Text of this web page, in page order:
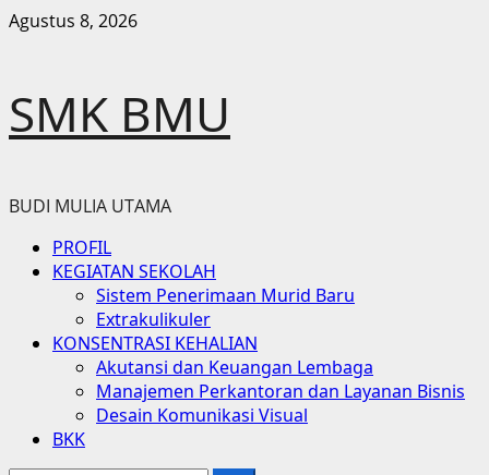
Skip
Agustus 8, 2026
SMK BMU
BUDI MULIA UTAMA
Primary
Menu
PROFIL
KEGIATAN SEKOLAH
Sistem Penerimaan Murid Baru
Extrakulikuler
KONSENTRASI KEHALIAN
Akutansi dan Keuangan Lembaga
Manajemen Perkantoran dan Layanan Bisnis
Desain Komunikasi Visual
BKK